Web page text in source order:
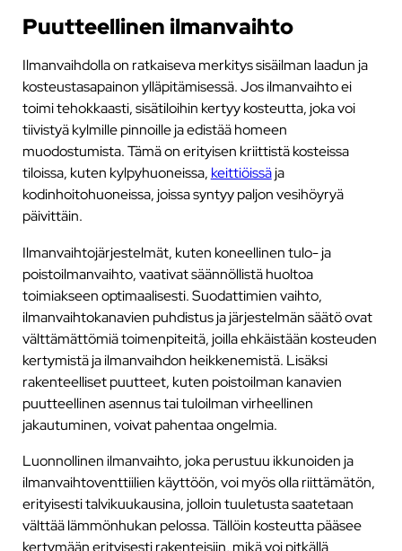
Puutteellinen ilmanvaihto
Ilmanvaihdolla on ratkaiseva merkitys sisäilman laadun ja
kosteustasapainon ylläpitämisessä. Jos ilmanvaihto ei
toimi tehokkaasti, sisätiloihin kertyy kosteutta, joka voi
tiivistyä kylmille pinnoille ja edistää homeen
muodostumista. Tämä on erityisen kriittistä kosteissa
tiloissa, kuten kylpyhuoneissa, keittiöissäja
kodinhoitohuoneissa, joissa syntyy paljon vesihöyryä
päivittäin.
Ilmanvaihtojärjestelmät, kuten koneellinen tulo- ja
poistoilmanvaihto, vaativat säännöllistä huoltoa
toimiakseen optimaalisesti. Suodattimien vaihto,
ilmanvaihtokanavien puhdistus ja järjestelmän säätö ovat
välttämättömiä toimenpiteitä, joilla ehkäistään kosteuden
kertymistä ja ilmanvaihdon heikkenemistä. Lisäksi
rakenteelliset puutteet, kuten poistoilman kanavien
puutteellinen asennus tai tuloilman virheellinen
jakautuminen, voivat pahentaa ongelmia.
Luonnollinen ilmanvaihto, joka perustuu ikkunoiden ja
ilmanvaihtoventtiilien käyttöön, voi myös olla riittämätön,
erityisesti talvikuukausina, jolloin tuuletusta saatetaan
välttää lämmönhukan pelossa. Tällöin kosteutta pääsee
kertymään erityisesti rakenteisiin, mikä voi pitkällä